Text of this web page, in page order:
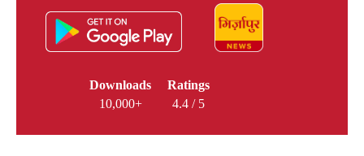
Downloads
10,000+
Ratings
4.4 / 5